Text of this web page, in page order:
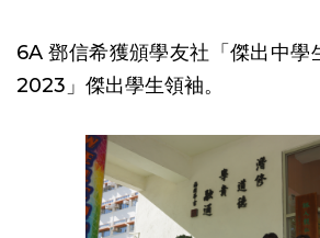
6A 鄧信希獲頒學友社「傑出中
2023」傑出學生領袖。